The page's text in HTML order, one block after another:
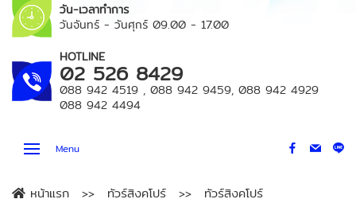
วัน-เวลาทำการ
วันจันทร์ - วันศุกร์ 09.00 - 17.00
HOTLINE
02 526 8429
088 942 4519 , 088 942 9459, 088 942 4929
088 942 4494
Menu
หน้าแรก ทัวร์สิงคโปร์ ทัวร์สิงคโปร์